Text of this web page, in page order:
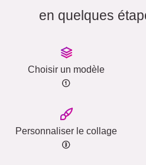
en quelques
Choisir un modèle
Personnaliser le collage